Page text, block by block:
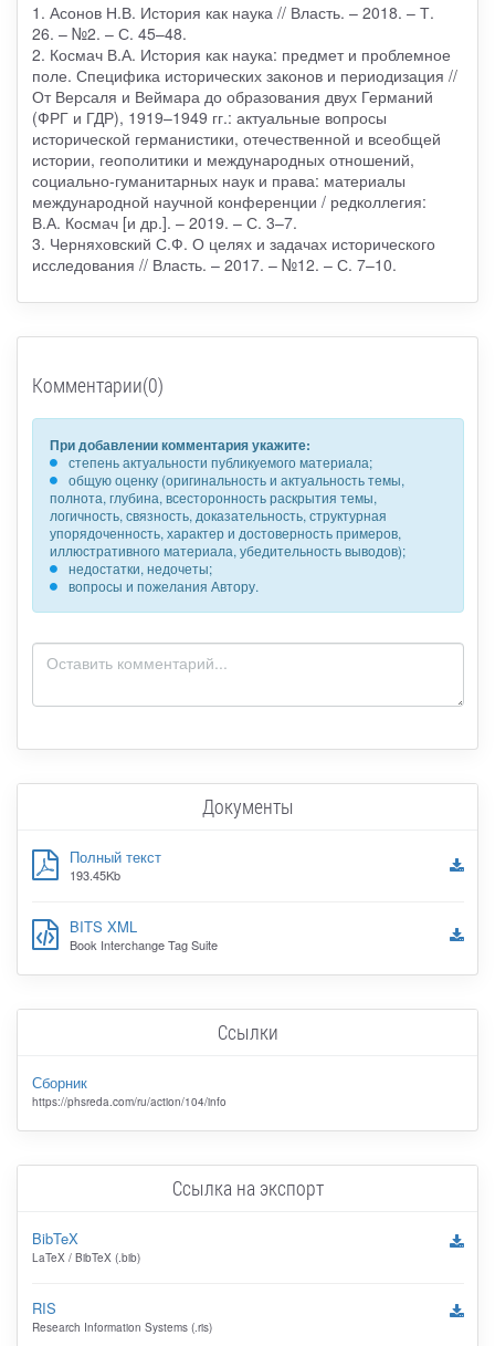
1. Асонов Н.В. История как наука // Власть. – 2018. – Т.
26. – №2. – С. 45–48.
2. Космач В.А. История как наука: предмет и проблемное
поле. Специфика исторических законов и периодизация //
От Версаля и Веймара до образования двух Германий
(ФРГ и ГДР), 1919–1949 гг.: актуальные вопросы
исторической германистики, отечественной и всеобщей
истории, геополитики и международных отношений,
социально-гуманитарных наук и права: материалы
международной научной конференции / редколлегия:
В.А. Космач [и др.]. – 2019. – С. 3–7.
3. Черняховский С.Ф. О целях и задачах исторического
исследования // Власть. – 2017. – №12. – С. 7–10.
Комментарии(0)
При добавлении комментария укажите:
степень актуальности публикуемого материала;
общую оценку (оригинальность и актуальность темы,
полнота, глубина, всесторонность раскрытия темы,
логичность, связность, доказательность, структурная
упорядоченность, характер и достоверность примеров,
иллюстративного материала, убедительность выводов);
недостатки, недочеты;
вопросы и пожелания Автору.
Документы
Полный текст
193.45Kb
BITS XML
Book Interchange Tag Suite
Ссылки
Сборник
https://phsreda.com/ru/action/104/info
Ссылка на экспорт
BibTeX
LaTeX / BibTeX (.bib)
RIS
Research Information Systems (.ris)